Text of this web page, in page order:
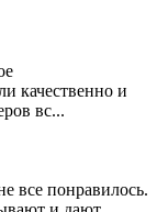
качественно и
вс...
все понравилось.